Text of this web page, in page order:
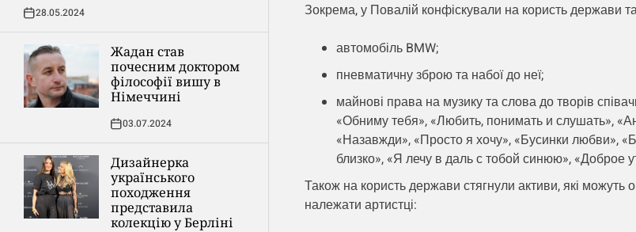
28.05.2024
Жадан став
почесним доктором
філософії вишу в
Німеччині
03.07.2024
Дизайнерка
українського
походження
представила
колекцію у Берліні
Зокрема, у Повалій конфіскували на користь держави
автомобіль BMW;
пневматичну зброю та набої до неї;
майнові права на музику та слова до творів
«Обниму тебя», «Любить, понимать и слушать»,
«Назавжди», «Просто я хочу», «Бусинки любви»,
близко», «Я лечу в даль с тобой синюю», «Доброе
Також на користь держави стягнули активи, які можуть
належати артистці: